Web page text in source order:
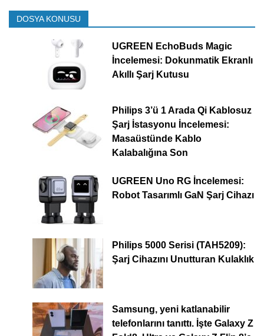
DOSYA KONUSU
UGREEN EchoBuds Magic
İncelemesi: Dokunmatik Ekranlı
Akıllı Şarj Kutusu
Philips 3’ü 1 Arada Qi Kablosuz
Şarj İstasyonu İncelemesi:
Masaüstünde Kablo
Kalabalığına Son
UGREEN Uno RG İncelemesi:
Robot Tasarımlı GaN Şarj Cihazı
Philips 5000 Serisi (TAH5209):
Şarj Cihazını Unutturan Kulaklık
Samsung, yeni katlanabilir
telefonlarını tanıttı. İşte Galaxy Z